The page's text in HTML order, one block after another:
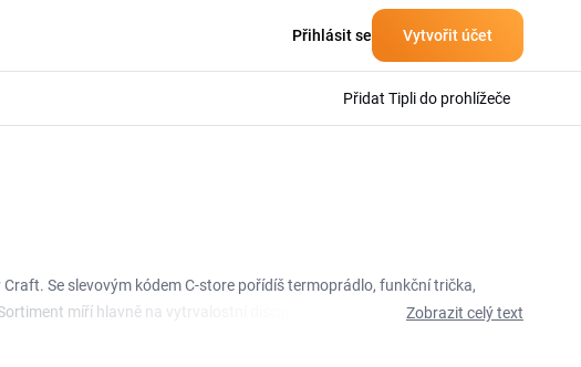
Přihlásit se Vytvořit účet
Přidat Tipli do prohlížeče
Se slevovým kódem C-store pořídíš termoprádlo, funkční trička,
míří hlavně na vytrvalostní disciplíny, běh, cyklistiku, lyžování a
Zobrazit celý text